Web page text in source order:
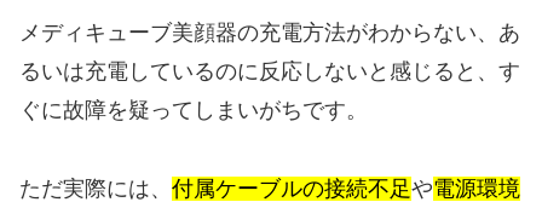
メディキューブ美顔器の充電方法がわからない、あ
るいは充電しているのに反応しないと感じると、す
ぐに故障を疑ってしまいがちです。
ただ実際には、 付属ケーブルの接続不足や電源環境